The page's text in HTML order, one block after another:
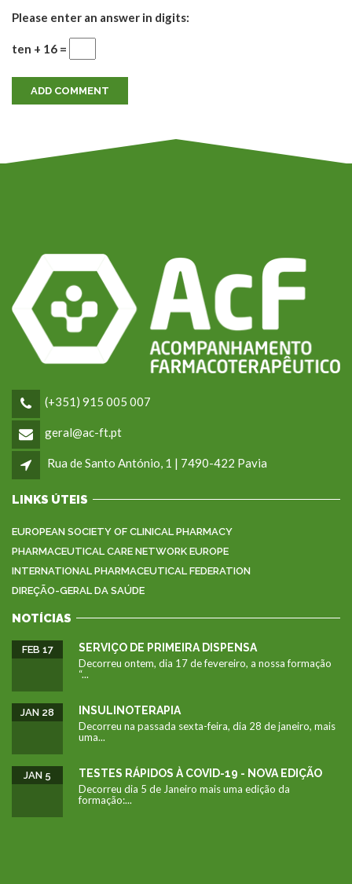
Please enter an answer in digits:
ten + 16 =
(+351) 915 005 007
geral@ac-ft.pt
Rua de Santo António, 1 | 7490-422 Pavia
LINKS ÚTEIS
EUROPEAN SOCIETY OF CLINICAL PHARMACY
PHARMACEUTICAL CARE NETWORK EUROPE
INTERNATIONAL PHARMACEUTICAL FEDERATION
DIREÇÃO-GERAL DA SAÚDE
NOTÍCIAS
SERVIÇO DE PRIMEIRA DISPENSA
FEB 17
Decorreu ontem, dia 17 de fevereiro, a nossa formação
“...
INSULINOTERAPIA
JAN 28
Decorreu na passada sexta-feira, dia 28 de janeiro, mais
uma...
TESTES RÁPIDOS À COVID-19 - NOVA EDIÇÃO
JAN 5
Decorreu dia 5 de Janeiro mais uma edição da
formação:...